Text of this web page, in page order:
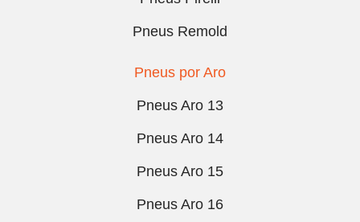
Pneus Remold
Pneus por Aro
Pneus Aro 13
Pneus Aro 14
Pneus Aro 15
Pneus Aro 16